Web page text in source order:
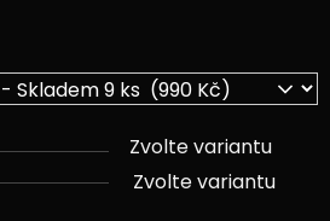
Zvolte variantu
Zvolte variantu